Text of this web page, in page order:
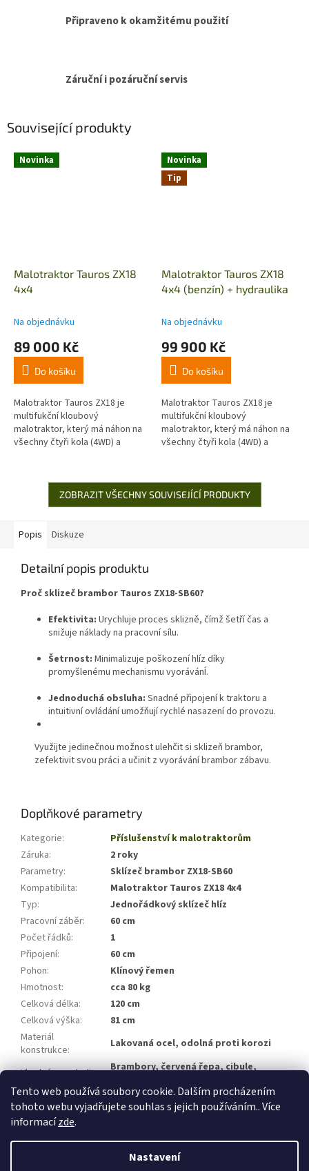
Tento web používá soubory cookie. Dalším procházením
tohoto webu vyjadřujete souhlas s jejich používáním.. Více
informacízde.
Nastavení
Připraveno k okamžitému použití
Záruční i pozáruční servis
Související produkty
Novinka
Malotraktor Tauros ZX18
4x4
Na objednávku
89 000 Kč
Do košíku
Malotraktor Tauros ZX18 je
multifukční kloubový
malotraktor, který má náhon na
všechny čtyři kola (4WD) a
Novinka
Tip
Malotraktor Tauros ZX18
4x4 (benzín) + hydraulika
Na objednávku
99 900 Kč
Do košíku
Malotraktor Tauros ZX18 je
multifukční kloubový
malotraktor, který má náhon na
všechny čtyři kola (4WD) a
nabízí široké...
ZOBRAZIT VŠECHNY SOUVISEJÍCÍ PRODUKTY
Popis Diskuze
Detailní popis produktu
Proč sklizeč brambor Tauros ZX18-SB60?
Efektivita: Urychluje proces sklizně, čímž šetří čas a
snižuje náklady na pracovní sílu.
Šetrnost: Minimalizuje poškození hlíz díky
promyšlenému mechanismu vyorávánÍ.
Jednoduchá obsluha: Snadné připojení k traktoru a
intuitivní ovládání umožňují rychlé nasazení do provozu.
Využijte jedinečnou možnost ulehčit si sklizeň brambor,
zefektivit svou práci a učinit z vyorávání brambor zábavu.
Doplňkové parametry
Kategorie:
Příslušenství k malotraktorům
Záruka:
2 roky
Parametry:
Sklízeč brambor ZX18-SB60
Kompatibilita:
Malotraktor Tauros ZX18 4x4
Typ:
Jednořádkový sklízeč hlíz
Pracovní záběr:
60 cm
Počet řádků:
1
Připojení:
60 cm
Pohon:
Klínový řemen
Hmotnost:
cca 80 kg
Celková délka:
120 cm
Celková výška:
81 cm
Materiál
konstrukce: Lakovaná ocel, odolná proti korozi
Vhodné pro plodiny: Brambory, červená řepa, cibule,